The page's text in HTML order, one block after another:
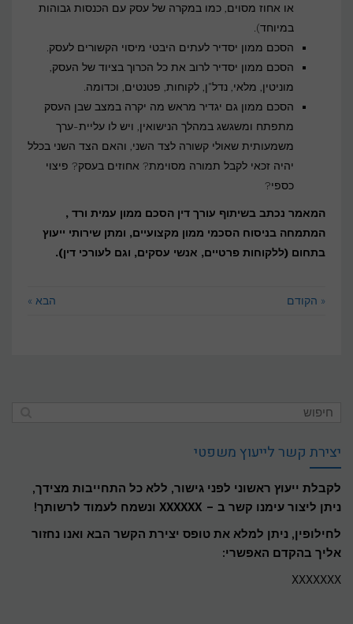
או אחוז מסוים, כמו במקרה של עסק עם הכנסות גבוהות
במיוחד).
הסכם ממון יסדיר לעתים היבטי מיסוי הקשורים לעסק.
הסכם ממון יסדיר לרוב את כל הכרוך בציוד של העסק,
מוניטין, מלאי, נדל"ן, לקוחות, פטנטים, וכדומה.
הסכם ממון גם יגדיר מראש מה יקרה במצב שבן העסק
מתפתח ומשגשג במהלך הנישואין, ויש לו עליית-ערך
משמעותית שאולי קשורה לצד השני, והאם הצד השני בכלל
יהיה זכאי לקבל תמורה מסוימת? אחוזים בעסק? פיצוי
כספי?
המאמר נכתב בשיתוף עורך דין הסכם ממון עמית ורד ,
המתמחה בניסוח הסכמי ממון מקצועיים, ומתן שירותי ייעוץ
בתחום (ללקוחות פרטיים, אנשי עסקים, וגם לעורכי דין).
« הקודם הבא »
יצירת קשר לייעוץ משפטי
לקבלת ייעוץ ראשוני לפני גישור, ללא כל התחייבות מצידך,
ניתן ליצור עימנו קשר ב – XXXXXX ונשמח לעמוד לרשותך!​
לחילופין, ניתן למלא את טופס יצירת הקשר הבא ואנו נחזור
אליך בהקדם האפשרי:
XXXXXXX